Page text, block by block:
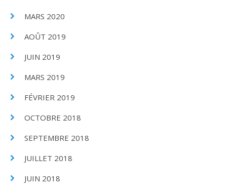
MARS 2020
AOÛT 2019
JUIN 2019
MARS 2019
FÉVRIER 2019
OCTOBRE 2018
SEPTEMBRE 2018
JUILLET 2018
JUIN 2018